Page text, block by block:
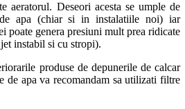
aeratorul. Deseori acesta se umple de
apa (chiar si in instalatiile noi) iar
poate genera presiuni mult prea ridicate
instabil si cu stropi).
produse de depunerile de calcar
de apa va recomandam sa utilizati filtre